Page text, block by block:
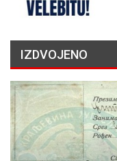
IZDVOJENO